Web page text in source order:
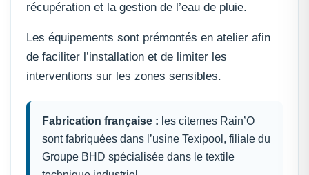
récupération et la gestion de l’eau de pluie.
Les équipements sont prémontés en atelier afin
de faciliter l’installation et de limiter les
interventions sur les zones sensibles.
Fabrication française : les citernes Rain’O
sont fabriquées dans l’usine Texipool, filiale du
Groupe BHD spécialisée dans le textile